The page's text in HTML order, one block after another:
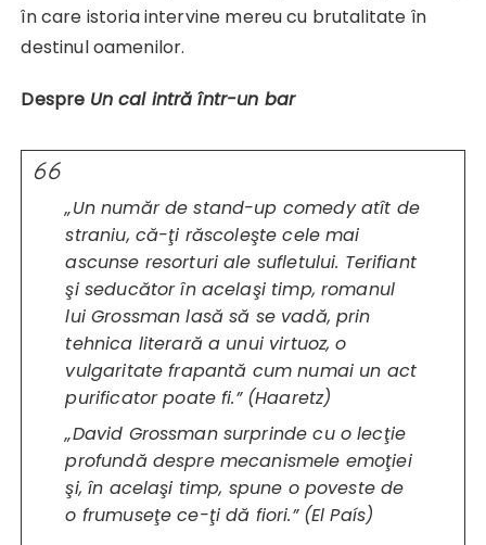
în care istoria intervine mereu cu brutalitate în
destinul oamenilor.
Despre Un cal intră într-un bar
„Un număr destand-up comedyatît de
straniu, că-ţi răscoleşte cele mai
ascunse resorturi ale sufletului. Terifiant
şi seducător în acelaşi timp, romanul
lui Grossman lasă să se vadă, prin
tehnica literară a unui virtuoz, o
vulgaritate frapantă cum numai un act
purificator poate fi.” (Haaretz)
„David Grossman surprinde cu o lecţie
profundă despre mecanismele emoţiei
şi, în acelaşi timp, spune o poveste de
o frumuseţe ce-ţi dă fiori.” (El País)